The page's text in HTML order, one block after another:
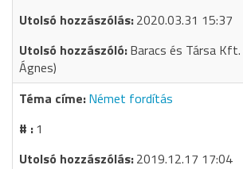
2020.03.31 15:37
Baracs és Társa Kft.
Ágnes)
Német fordítás
1
2019.12.17 17:04